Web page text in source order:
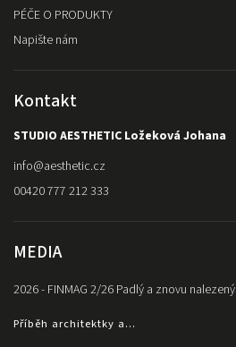
PÉČE O PRODUKTY
Napište nám
Kontakt
STUDIO AESTHETIC Ložeková Johana
info@aesthetic.cz
00420 777 212 333
MEDIA
2026 - FINMAG 2/26 Padlý a znovu nalezený
Příběh architektky a...